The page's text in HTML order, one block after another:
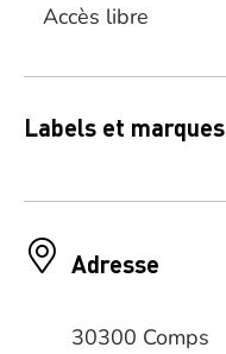
Accès libre
Labels et marques
Adresse
30300 Comps